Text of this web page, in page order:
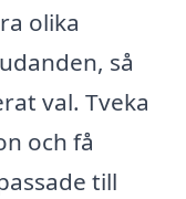
olika
så
val. Tveka
och få
till